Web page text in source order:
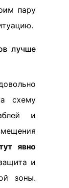
пару
лучше
схему
и
явно
и
зоны.